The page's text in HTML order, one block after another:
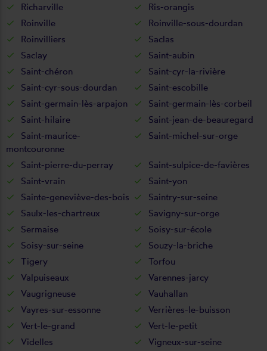
Richarville
Ris-orangis
Roinville
Roinville-sous-dourdan
Roinvilliers
Saclas
Saclay
Saint-aubin
Saint-chéron
Saint-cyr-la-rivière
Saint-cyr-sous-dourdan
Saint-escobille
Saint-germain-lès-arpajon
Saint-germain-lès-corbeil
Saint-hilaire
Saint-jean-de-beauregard
Saint-maurice-
montcouronne
Saint-michel-sur-orge
Saint-pierre-du-perray
Saint-sulpice-de-favières
Saint-vrain
Saint-yon
Sainte-geneviève-des-bois
Saintry-sur-seine
Saulx-les-chartreux
Savigny-sur-orge
Sermaise
Soisy-sur-école
Soisy-sur-seine
Souzy-la-briche
Tigery
Torfou
Valpuiseaux
Varennes-jarcy
Vaugrigneuse
Vauhallan
Vayres-sur-essonne
Verrières-le-buisson
Vert-le-grand
Vert-le-petit
Videlles
Vigneux-sur-seine